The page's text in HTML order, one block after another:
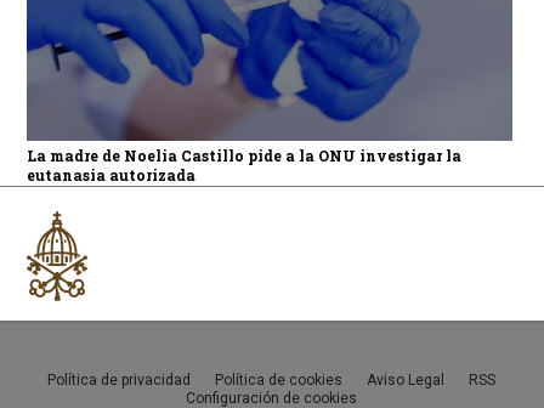
La madre de Noelia Castillo pide a la ONU investigar la
eutanasia autorizada
Política de privacidad Política de cookies Aviso Legal
RSS
Configuración de cookies